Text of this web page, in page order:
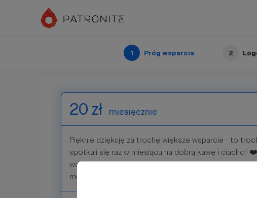
1 Próg wsparcia 2
teraz Ty dokładasz do tego wszystkiego swoje ❤️. Do
20 zł miesięcznie
Pięknie dziękuję za trochę większe wsparcie - to
spotkali się raz w miesiącu na dobrą kawę i ciacho!
wdzięczna, że wspierasz moją pracę. Twoje zaufanie
meeega dużo, wiesz?